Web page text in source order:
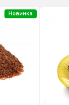
Новинка